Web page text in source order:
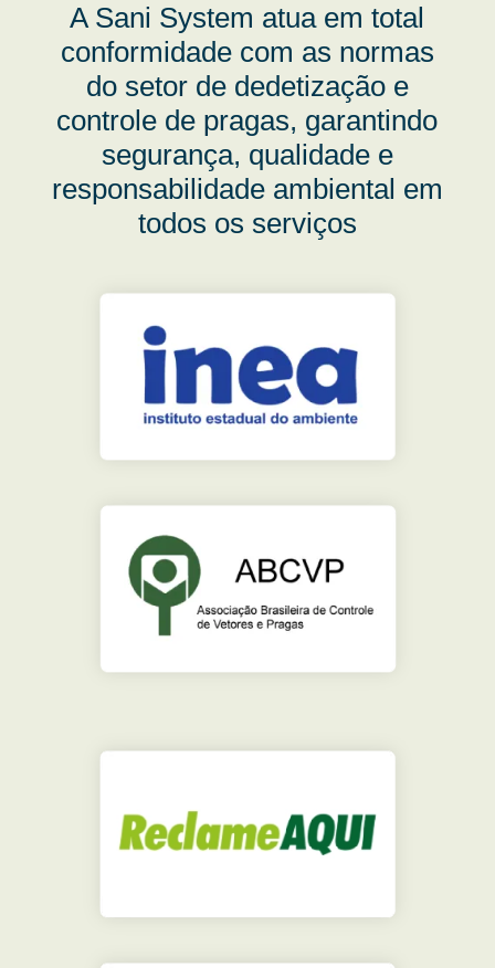
A Sani System atua em total
conformidade com as normas
do setor de dedetização e
controle de pragas, garantindo
segurança, qualidade e
responsabilidade ambiental em
todos os serviços